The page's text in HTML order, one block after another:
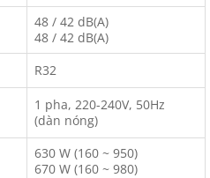
48 / 42 dB(A)
48 / 42 dB(A)
R32
1 pha, 220-240V, 50Hz
(dàn nóng)
630 W (160 ~ 950)
670 W (160 ~ 980)